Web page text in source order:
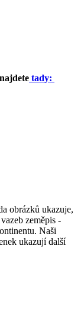
tady:
obrázků ukazuje,
zeměpis -
Naši
ukazují další